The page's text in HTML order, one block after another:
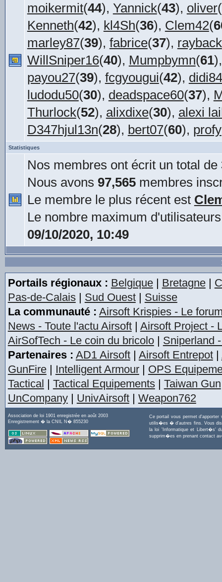
moikermit(44), Yannick(43), oliver(
Kenneth(42), kl4Sh(36), Clem42(
marley87(39), fabrice(37), rayback
WillSniper16(40), Mumpbymn(61
payou27(39), fcgyougui(42),
ludodu50(30), deadspace60(37),
Thurlock(52), alixdixe(30), alexi
D347hjul13n(28), bert07(60), profy
Statistiques
Nos membres ont écrit un total de
Nous avons 97,565membres
Le membre le plus récent est
Le nombre maximum
09/10/2020, 10:49
Portails régionaux : Belgique| Bretagne|
Pas-de-Calais| Sud Ouest| Suisse
La communauté : Airsoft Krispies - Le
News - Toute l'actu Airsoft| Airsoft Project -
AirSofTech - Le coin du bricolo| Sniperland
Partenaires : AD1 Airsoft| Airsoft Entrepot|
GunFire| Intelligent Armour| OPS
Tactical | Tactical Equipements| Taiwan Gun
UnCompany| UnivAirsoft| Weapon762
Association de loi 1901 enregistrée en août 2003
Enregistrement � la CNIL N� 855230
Ce portail vous permet
utilis�es � d'autres fins. Vous
la loi 'Informatique et Libert�s'
supprim�es en prenant contact